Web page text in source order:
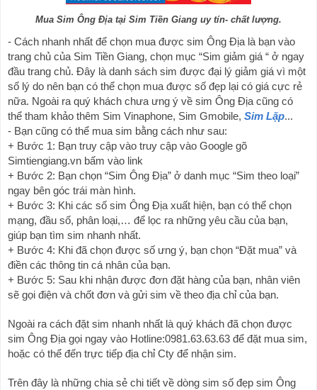
Mua Sim Ông Địa tại Sim Tiền Giang uy tín- chất lượng.
- Cách nhanh nhất để chọn mua được sim Ông Địa là bạn vào
trang chủ của Sim Tiền Giang, chọn mục “Sim giảm giá “ ở ngay
đầu trang chủ. Đây là danh sách sim được đại lý giảm giá vì một
số lý do nên bạn có thể chọn mua được số đẹp lại có giá cực rẻ
nữa. Ngoài ra quý khách chưa ưng ý về sim Ông Địa cũng có
thể tham khảo thêm Sim Vinaphone, Sim Gmobile, Sim Lặp...
- Bạn cũng có thể mua sim bằng cách như sau:
+ Bước 1: Bạn truy cập vào truy cập vào Google gõ
Simtiengiang.vn bấm vào link
+ Bước 2: Bạn chọn “Sim Ông Địa” ở danh mục “Sim theo loại”
ngay bên góc trái màn hình.
+ Bước 3: Khi các số sim Ông Địa xuất hiện, bạn có thể chọn
mạng, đầu số, phân loại,… để lọc ra những yêu cầu của bạn,
giúp bạn tìm sim nhanh nhất.
+ Bước 4: Khi đã chọn được số ưng ý, bạn chọn “Đặt mua” và
điền các thông tin cá nhân của bạn.
+ Bước 5: Sau khi nhận được đơn đặt hàng của bạn, nhân viên
sẽ gọi điện và chốt đơn và gửi sim về theo địa chỉ của bạn.
Ngoài ra cách đặt sim nhanh nhất là quý khách đã chọn được
sim Ông Địa gọi ngay vào Hotline:0981.63.63.63 để đặt mua sim,
hoặc có thể đến trực tiếp địa chỉ Cty để nhận sim.
Trên đây là những chia sẻ chi tiết về dòng sim số đẹp sim Ông